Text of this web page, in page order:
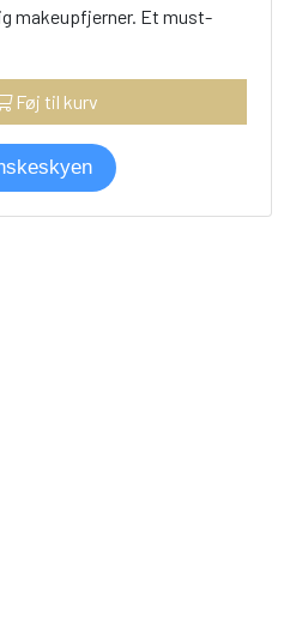
makeupfjerner. Et must-
Føj til kurv